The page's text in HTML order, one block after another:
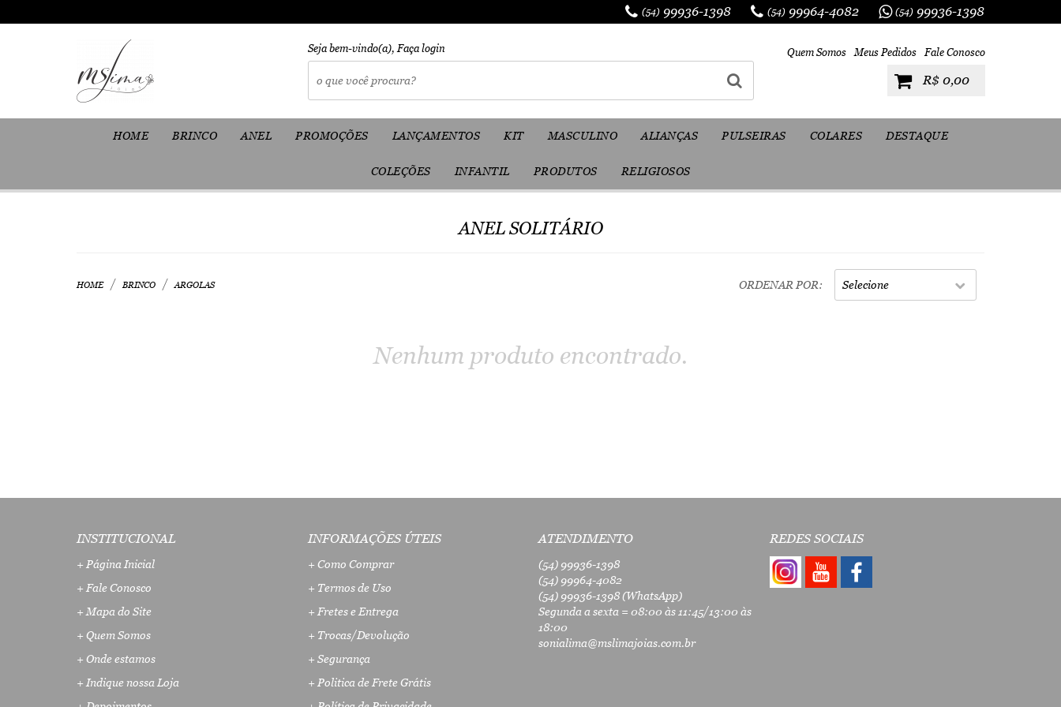
(54) 99936-1398 (54) 99964-4082 (54) 99936-1398
Seja bem-vindo(a),Faça login Quem Somos Meus Pedidos Fale Conosco
R$ 0,00
HOME BRINCO ANEL PROMOÇÕES LANÇAMENTOS KIT MASCULINO ALIANÇAS PULSEIRAS COLARES DESTAQUE
COLEÇÕES INFANTIL PRODUTOS RELIGIOSOS
ANEL SOLITÁRIO
HOME BRINCO ARGOLAS ORDENAR POR Selecione
Nenhum produto encontrado.
INSTITUCIONAL
Página Inicial
Fale Conosco
Mapa do Site
Quem Somos
Onde estamos
Indique nossa Loja
INFORMAÇÕES ÚTEIS
Como Comprar
Termos de Uso
Fretes e Entrega
Trocas/Devolução
Segurança
Politica de Frete Grátis
ATENDIMENTO
(54) 99936-1398
(54) 99964-4082
(54) 99936-1398 (WhatsApp)
Segunda a sexta = 08:00 às 11:45/13:00 às
18:00
sonialima@mslimajoias.com.br
REDES SOCIAIS